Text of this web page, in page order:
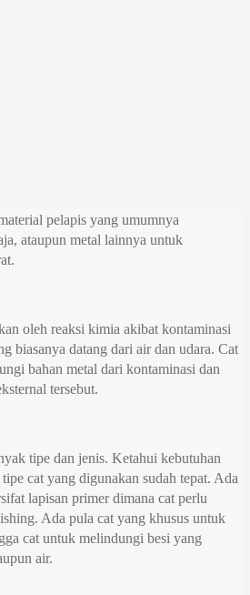
pelapis yang umumnya
ataupun metal lainnya untuk
oleh reaksi kimia akibat kontaminasi
biasanya datang dari air dan udara. Cat
bahan metal dari kontaminasi dan
tersebut.
tipe dan jenis. Ketahui kebutuhan
cat yang digunakan sudah tepat. Ada
lapisan primer dimana cat perlu
Ada pula cat yang khusus untuk
cat untuk melindungi besi yang
air.